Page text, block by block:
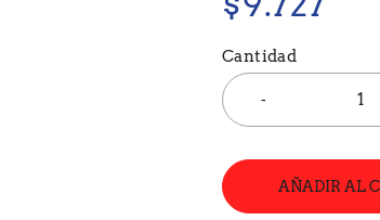
Cantidad
AÑADIR AL